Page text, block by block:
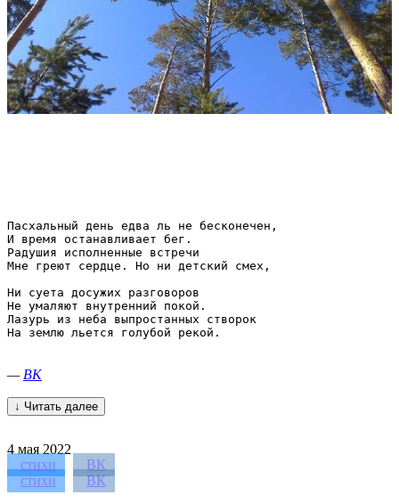
Пасхальный день едва ль не бесконечен,
И время останавливает бег.
Радушия исполненные встречи
Мне греют сердце. Но ни детский смех,
Ни суета досужих разговоров
Не умаляют внутренний покой.
Лазурь из неба выпростанных створок
На землю льется голубой рекой.
— ВК
↓ Читать далее
4 мая 2022
стихи
ВК
стихи
ВК